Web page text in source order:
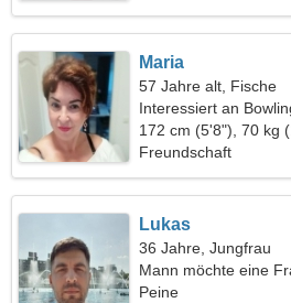
Maria
57 Jahre alt, Fische
Interessiert an
172 cm (5'8"), 70 kg
Freundschaft
Lukas
36 Jahre, Jungfrau
Mann möchte eine
Peine